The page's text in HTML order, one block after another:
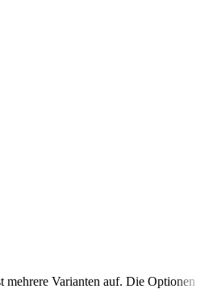
mehrere Varianten auf. Die Optionen